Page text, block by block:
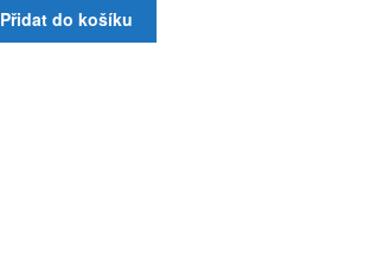
Přidat do košíku